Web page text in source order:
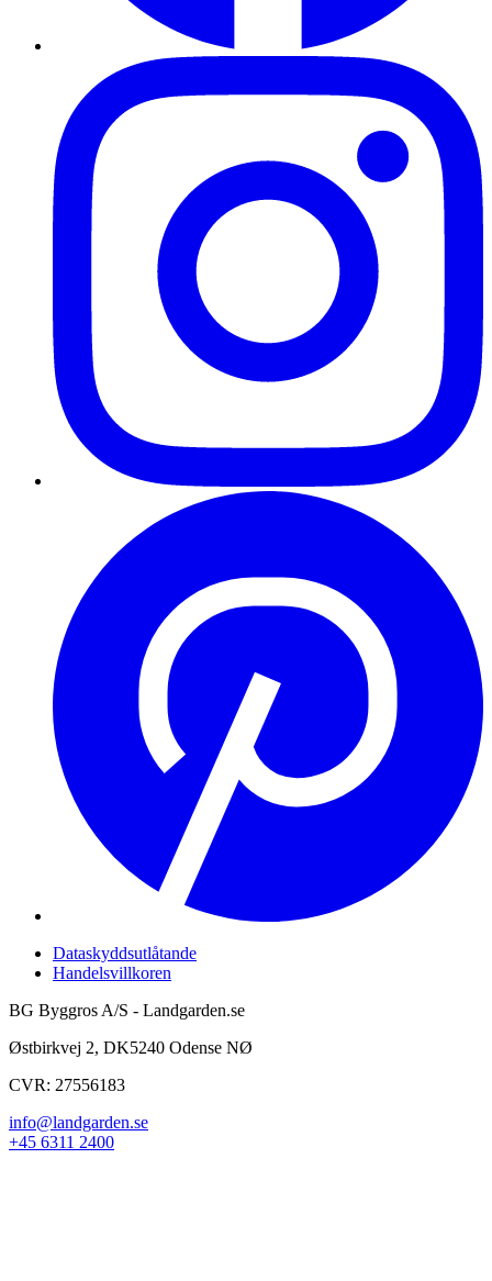
Dataskyddsutlåtande
Handelsvillkoren
BG Byggros A/S - Landgarden.se
Østbirkvej 2, DK5240 Odense NØ
CVR: 27556183
info@landgarden.se
+45 6311 2400